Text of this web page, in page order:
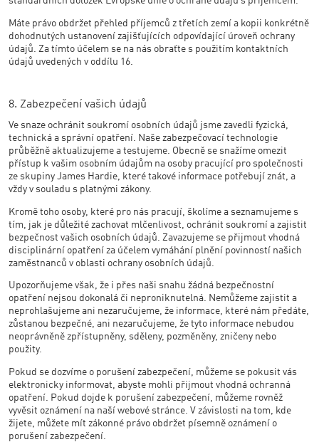
Máte právo obdržet přehled příjemců z třetích zemí a kopii konkrétně
dohodnutých ustanovení zajišťujících odpovídající úroveň ochrany
údajů. Za tímto účelem se na nás obraťte s použitím kontaktních
údajů uvedených v oddílu 16.
8. Zabezpečení vašich údajů
Ve snaze ochránit soukromí osobních údajů jsme zavedli fyzická,
technická a správní opatření. Naše zabezpečovací technologie
průběžně aktualizujeme a testujeme. Obecně se snažíme omezit
přístup k vašim osobním údajům na osoby pracující pro společnosti
ze skupiny James Hardie, které takové informace potřebují znát, a
vždy v souladu s platnými zákony.
Kromě toho osoby, které pro nás pracují, školíme a seznamujeme s
tím, jak je důležité zachovat mlčenlivost, ochránit soukromí a zajistit
bezpečnost vašich osobních údajů. Zavazujeme se přijmout vhodná
disciplinární opatření za účelem vymáhání plnění povinností našich
zaměstnanců v oblasti ochrany osobních údajů.
Upozorňujeme však, že i přes naši snahu žádná bezpečnostní
opatření nejsou dokonalá či neproniknutelná. Nemůžeme zajistit a
neprohlašujeme ani nezaručujeme, že informace, které nám předáte,
zůstanou bezpečné, ani nezaručujeme, že tyto informace nebudou
neoprávněně zpřístupněny, sděleny, pozměněny, zničeny nebo
použity.
Pokud se dozvíme o porušení zabezpečení, můžeme se pokusit vás
elektronicky informovat, abyste mohli přijmout vhodná ochranná
opatření. Pokud dojde k porušení zabezpečení, můžeme rovněž
vyvěsit oznámení na naší webové stránce. V závislosti na tom, kde
žijete, můžete mít zákonné právo obdržet písemně oznámení o
porušení zabezpečení.